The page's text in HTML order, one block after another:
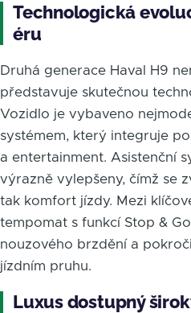
Technologická
éru
Druhá generace Haval H9
představuje skutečnou
Vozidlo je vybaveno
systémem, který integruje
a entertainment. Asistenční
výrazně vylepšeny, čímž se
tak komfort jízdy. Mezi
tempomat s funkcí Stop &
nouzového brzdění a
jízdním pruhu.
Luxus dostupný